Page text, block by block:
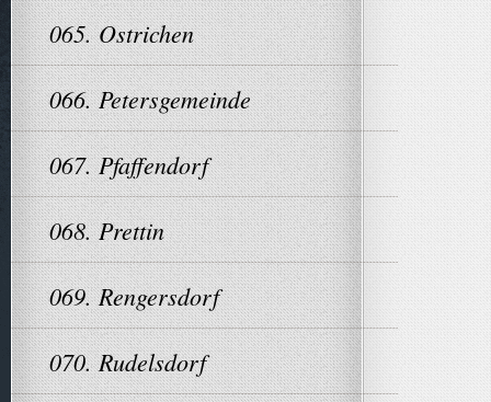
065. Ostrichen
066. Petersgemeinde
067. Pfaffendorf
068. Prettin
069. Rengersdorf
070. Rudelsdorf